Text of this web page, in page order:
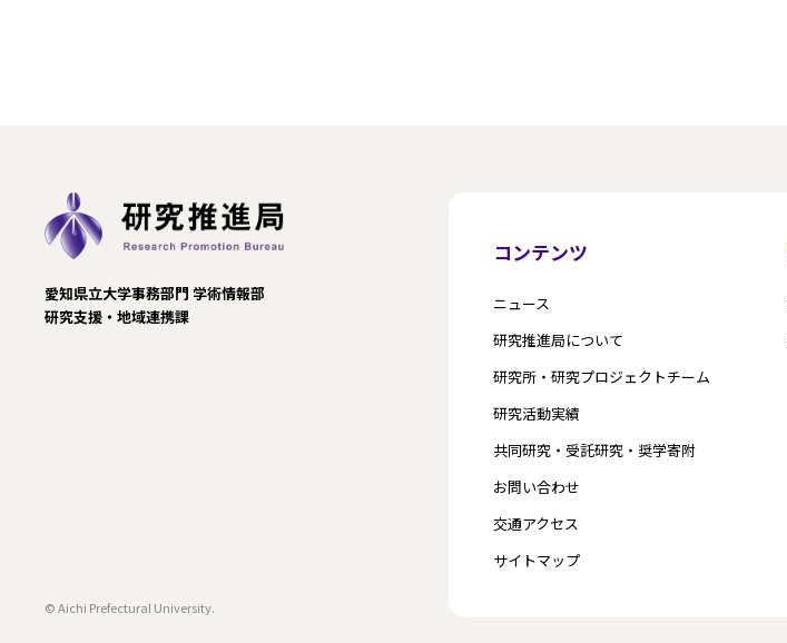
愛知県立大学事務部門 学術情報部
研究支援・地域連携課
© Aichi Prefectural University.
コンテンツ
ニュース
研究推進局について
研究所・研究プロジェクトチーム
研究活動実績
共同研究・受託研究・奨学寄附
お問い合わせ
交通アクセス
サイトマップ